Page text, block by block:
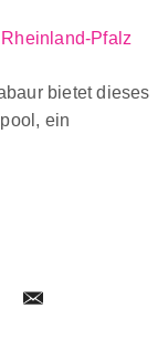
Rheinland-Pfalz
bietet dieses
ein